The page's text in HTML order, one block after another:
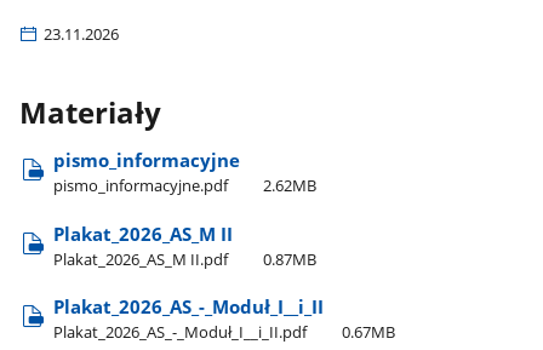
23.11.2026
Materiały
pismo​_informacyjne
pismo​_informacyjne.pdf 2.62MB
Plakat​_2026​_AS​_M II
Plakat​_2026​_AS​_M II.pdf 0.87MB
Plakat​_2026​_AS​_-​_Moduł​_I​_​_i​_II
Plakat​_2026​_AS​_-​_Moduł​_I​_​_i​_II.pdf 0.67MB